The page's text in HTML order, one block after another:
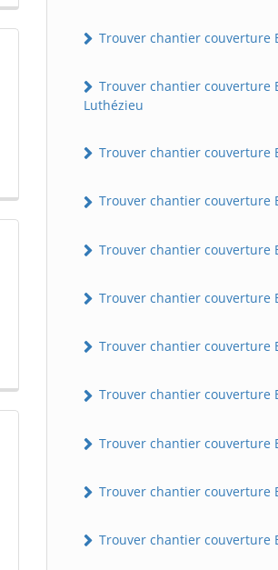
Trouver chantier couverture
Trouver chantier couverture
Luthézieu
Trouver chantier couverture
Trouver chantier couverture
Trouver chantier couverture
Trouver chantier couverture
Trouver chantier couverture
Trouver chantier couverture
Trouver chantier couverture
Trouver chantier couverture
Trouver chantier couverture